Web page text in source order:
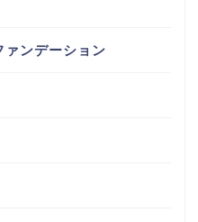
ァンデーション